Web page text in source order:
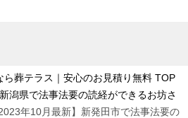
ら葬テラス｜安心のお見積り無料 TOP
潟県で法事法要の読経ができるお坊さ
2023年10月最新】新発田市で法事法要の